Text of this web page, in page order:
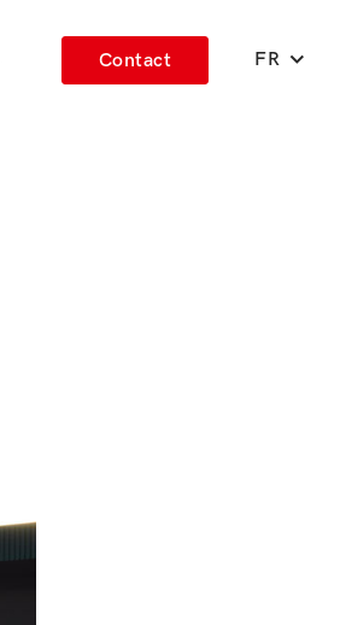
Contact FR